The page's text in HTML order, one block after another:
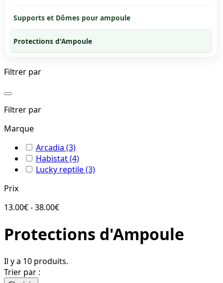
Supports et Dômes pour ampoule
Protections d'Ampoule
Filtrer par
Filtrer par
Marque
Arcadia (3)
Habistat(4)
Lucky reptile(3)
Prix
13.00€ - 38.00€
Protections d'Ampoule
Il y a 10 produits.
Trier par :